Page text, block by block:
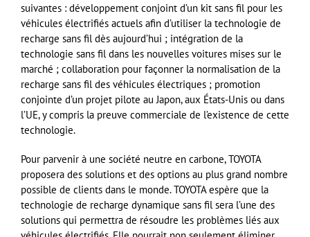
suivantes : développement conjoint d’un kit sans fil pour les
véhicules électrifiés actuels afin d’utiliser la technologie de
recharge sans fil dès aujourd’hui ; intégration de la
technologie sans fil dans les nouvelles voitures mises sur le
marché ; collaboration pour façonner la normalisation de la
recharge sans fil des véhicules électriques ; promotion
conjointe d’un projet pilote au Japon, aux États-Unis ou dans
l’UE, y compris la preuve commerciale de l’existence de cette
technologie.
Pour parvenir à une société neutre en carbone, TOYOTA
proposera des solutions et des options au plus grand nombre
possible de clients dans le monde. TOYOTA espère que la
technologie de recharge dynamique sans fil sera l’une des
solutions qui permettra de résoudre les problèmes liés aux